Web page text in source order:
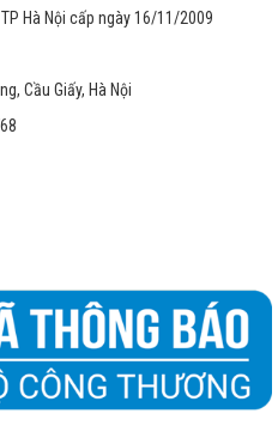
Hà Nội cấp ngày 16/11/2009
Cầu Giấy, Hà Nội